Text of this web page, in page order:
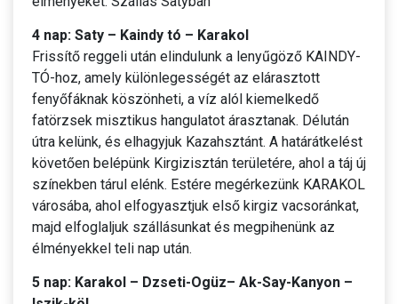
4 nap: Saty – Kaindy tó – Karakol
Frissítő reggeli után elindulunk a lenyűgöző KAINDY-
TÓ-hoz, amely különlegességét az elárasztott
fenyőfáknak köszönheti, a víz alól kiemelkedő
fatörzsek misztikus hangulatot árasztanak. Délután
útra kelünk, és elhagyjuk Kazahsztánt. A határátkelést
követően belépünk Kirgizisztán területére, ahol a táj új
színekben tárul elénk. Estére megérkezünk KARAKOL
városába, ahol elfogyasztjuk első kirgiz vacsoránkat,
majd elfoglaljuk szállásunkat és megpihenünk az
élményekkel teli nap után.
5 nap: Karakol – Dzseti-Ogüz– Ak-Say-Kanyon –